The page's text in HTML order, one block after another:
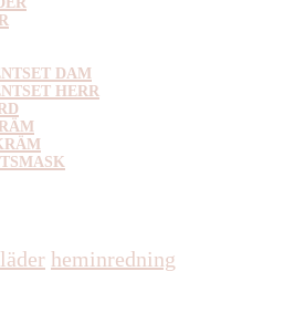
DAM
HERR
heminredning